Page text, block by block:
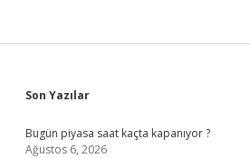
Sidebar
Son Yazılar
Bugün piyasa saat kaçta kapanıyor ?
Ağustos 6, 2026